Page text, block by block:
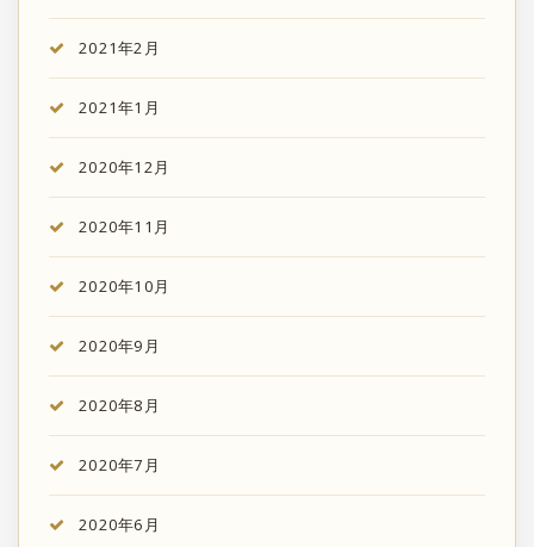
2021年2月
2021年1月
2020年12月
2020年11月
2020年10月
2020年9月
2020年8月
2020年7月
2020年6月